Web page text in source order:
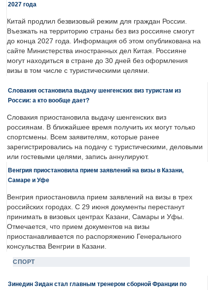
2027 года
Китай продлил безвизовый режим для граждан России.
Въезжать на территорию страны без виз россияне смогут
до конца 2027 года. Информация об этом опубликована на
сайте Министерства иностранных дел Китая. Россияне
могут находиться в стране до 30 дней без оформления
визы в том числе с туристическими целями.
Словакия остановила выдачу шенгенских виз туристам из
России: а кто вообще дает?
Словакия приостановила выдачу шенгенских виз
россиянам. В ближайшее время получить их могут только
спортсмены. Всем заявителям, которые ранее
зарегистрировались на подачу с туристическими, деловыми
или гостевыми целями, запись аннулируют.
Венгрия приостановила прием заявлений на визы в Казани,
Самаре и Уфе
Венгрия приостановила прием заявлений на визы в трех
российских городах. С 29 июня документы перестанут
принимать в визовых центрах Казани, Самары и Уфы.
Отмечается, что прием документов на визы
приостанавливается по распоряжению Генерального
консульства Венгрии в Казани.
СПОРТ
Зинедин Зидан стал главным тренером сборной Франции по